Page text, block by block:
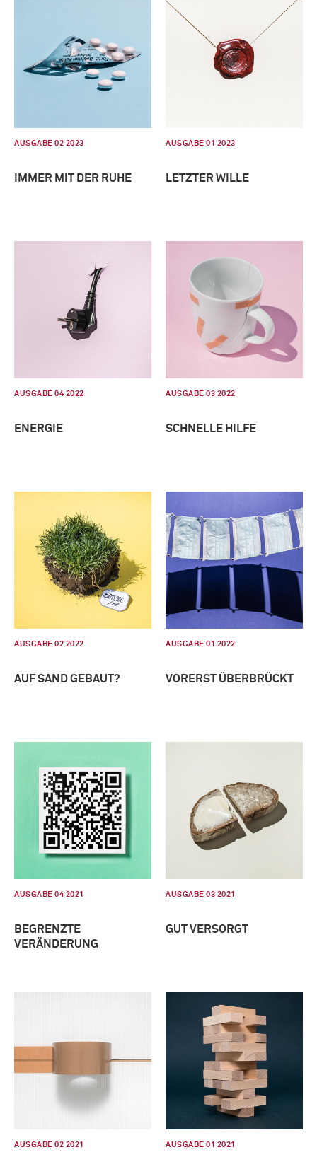
AUSGABE 02 2023
IMMER MIT DER RUHE
AUSGABE 01 2023
LETZTER WILLE
AUSGABE 04 2022
ENERGIE
AUSGABE 03 2022
SCHNELLE HILFE
AUSGABE 02 2022
AUF SAND GEBAUT?
AUSGABE 01 2022
VORERST ÜBERBRÜCKT
AUSGABE 04 2021
BEGRENZTE
VERÄNDERUNG
AUSGABE 03 2021
GUT VERSORGT
AUSGABE 02 2021 AUSGABE 01 2021